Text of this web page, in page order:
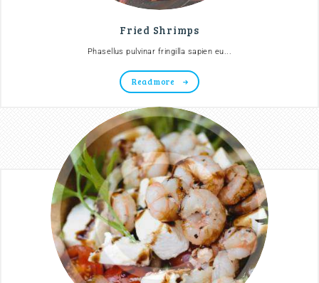
Fried Shrimps
Phasellus pulvinar fringilla sapien eu...
Read more